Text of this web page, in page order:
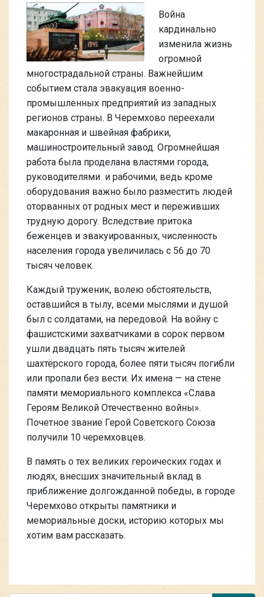
Война
кардинально
изменила жизнь
огромной
многострадальной страны. Важнейшим
событием стала эвакуация военно-
промышленных предприятий из западных
регионов страны. В Черемхово переехали
макаронная и швейная фабрики,
машиностроительный завод. Огромнейшая
работа была проделана властями города,
руководителями и рабочими, ведь кроме
оборудования важно было разместить людей
оторванных от родных мест и переживших
трудную дорогу. Вследствие притока
беженцев и эвакуированных, численность
населения города увеличилась с 56 до 70
тысяч человек.
Каждый труженик, волею обстоятельств,
оставшийся в тылу, всеми мыслями и душой
был с солдатами, на передовой. На войну с
фашистскими захватчиками в сорок первом
ушли двадцать пять тысяч жителей
шахтёрского города, более пяти тысяч погибли
или пропали без вести. Их имена — на стене
памяти мемориального комплекса «Слава
Героям Великой Отечественно войны».
Почетное звание Герой Советского Союза
получили 10 черемховцев.
В память о тех великих героических годах и
людях, внесших значительный вклад в
приближение долгожданной победы, в городе
Черемхово открыты памятники и
мемориальные доски, историю которых мы
хотим вам рассказать.